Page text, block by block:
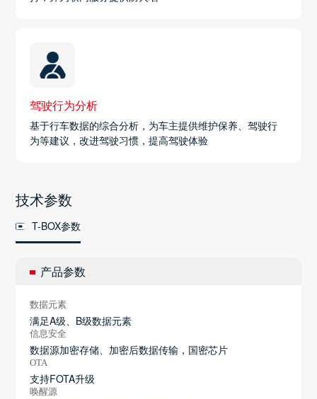
驾驶行为分析
基于行车数据的综合分析，为车主提供维护保养、驾驶行
为等建议，改进驾驶习惯，提高驾驶体验
技术参数
T-BOX参数
产品参数
数据元素
满足A级、B级数据元素
信息安全
数据源加密存储、加密后数据传输，国密芯片
OTA
支持FOTA升级
唤醒源